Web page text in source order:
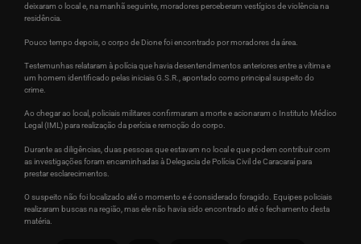
deixaram o local e, na manhã seguinte, moradores perceberam vestígios de violência na
residência.
Pouco tempo depois, o corpo de Dione foi encontrado por moradores da área.
Testemunhas relataram à polícia que havia desentendimentos anteriores entre a vítima e
um homem identificado pelas iniciais G.S.R., apontado como principal suspeito do
crime.
Ao chegar ao local, policiais militares confirmaram a morte e acionaram o Instituto Médico
Legal (IML) para realização da perícia e remoção do corpo.
Durante as diligências, duas pessoas que estavam no local e que podem contribuir com
as investigações foram encaminhadas à Delegacia de Polícia Civil de Caracaraí para
prestar esclarecimentos.
O suspeito não foi localizado até o momento e é considerado foragido. Equipes policiais
realizaram buscas na região, mas ele não havia sido encontrado até o fechamento desta
matéria.